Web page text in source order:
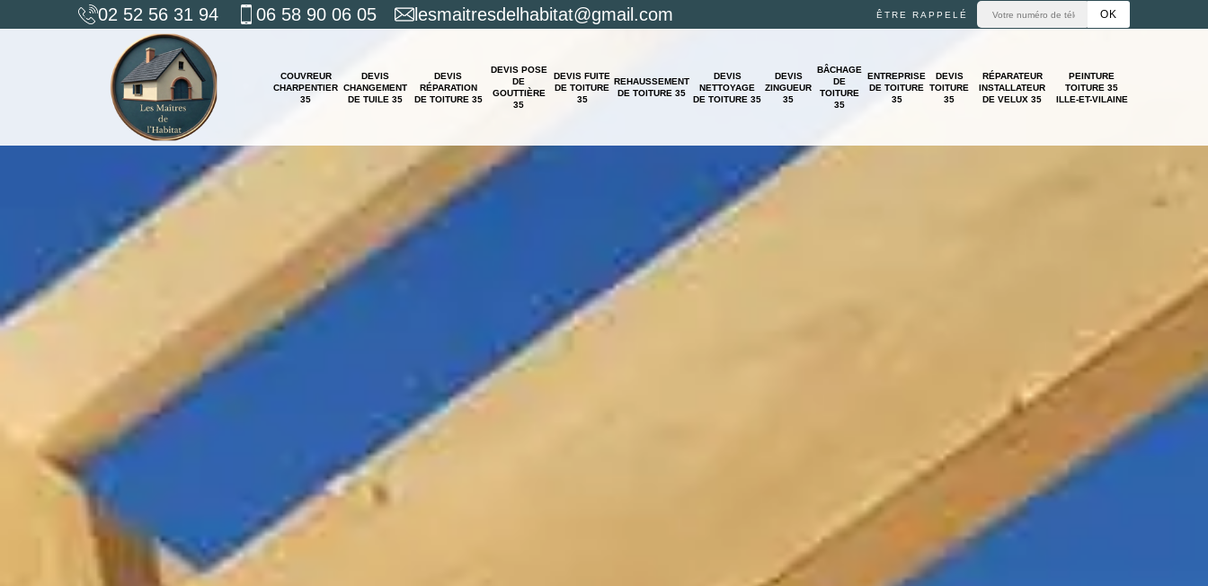
02 52 56 31 94 06 58 90 06 05 lesmaitresdelhabitat@gmail.com ÊTRE RAPPELÉ
COUVREUR
CHARPENTIER
35
DEVIS
CHANGEMENT
DE TUILE 35
DEVIS
RÉPARATION
DE TOITURE 35
DEVIS POSE
DE
GOUTTIÈRE
35
DEVIS FUITE
DE TOITURE
35
REHAUSSEMENT
DE TOITURE 35
DEVIS
NETTOYAGE
DE TOITURE 35
DEVIS
ZINGUEUR
35
BÂCHAGE
DE
TOITURE
35
ENTREPRISE
DE TOITURE
35
DEVIS
TOITURE
35
RÉPARATEUR
INSTALLATEUR
DE VELUX 35
PEINTURE
TOITURE 35
ILLE-ET-VILAINE